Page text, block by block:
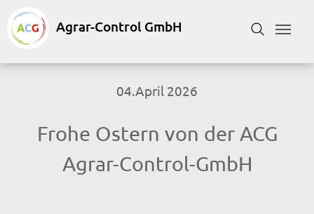
Skip to main content
Skip to page footer
04.April 2026
Frohe Ostern von der ACG
Agrar-Control-GmbH